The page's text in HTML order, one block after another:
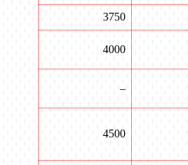
3750
4000
–
4500